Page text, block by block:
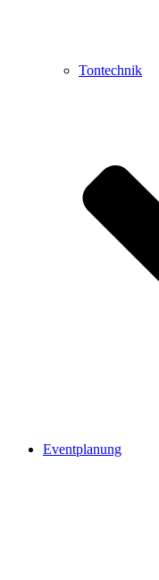
Tontechnik
Eventplanung